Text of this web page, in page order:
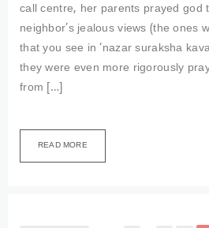
call centre, her parents prayed god
neighbor’s jealous views (the ones
that you see in ‘nazar suraksha
they were even more rigorously
from […]
READ MORE